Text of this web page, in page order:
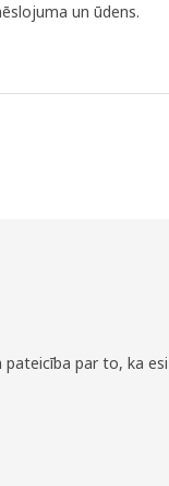
un ūdens.
pateicība par to, ka esi